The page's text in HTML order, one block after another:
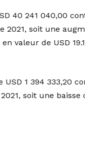
40 241 040,00
2021, soit une
valeur de USD
1 394 333,20
soit une baisse